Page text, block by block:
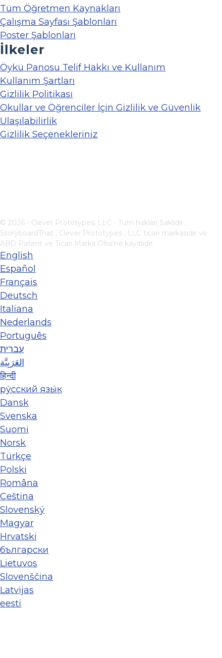
Tüm Öğretmen Kaynakları
Çalışma Sayfası Şablonları
Poster Şablonları
İlkeler
Öykü Panosu Telif Hakkı ve Kullanım
Kullanım Şartları
Gizlilik Politikası
Okullar ve Öğrenciler İçin Gizlilik ve Güvenlik
Ulaşılabilirlik
Gizlilik Seçenekleriniz
© 2026 - Clever Prototypes, LLC - Tüm hakları Saklıdır.
StoryboardThat , Clever Prototypes , LLC ticari markasıdır ve
ABD Patent ve Ticari Marka Ofisi'ne kayıtlıdır.
English
Español
Français
Deutsch
Italiana
Nederlands
Português
עברית
العَرَبِيَّة
हिन्दी
ру́сский язы́к
Dansk
Svenska
Suomi
Norsk
Türkçe
Polski
Româna
Ceština
Slovenský
Magyar
Hrvatski
български
Lietuvos
Slovenščina
Latvijas
eesti